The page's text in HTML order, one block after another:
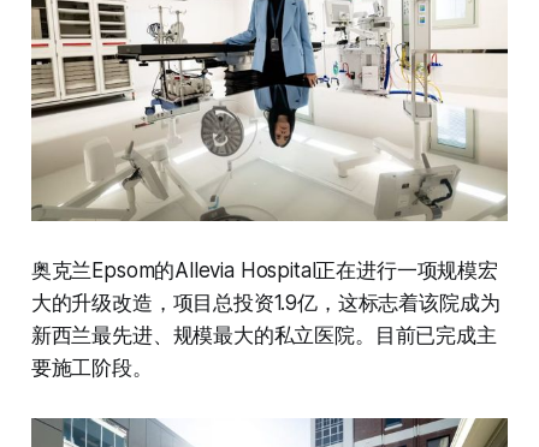
奥克兰Epsom的Allevia Hospital正在进行一项规模宏
大的升级改造，项目总投资1.9亿，这标志着该院成为
新西兰最先进、规模最大的私立医院。目前已完成主
要施工阶段。